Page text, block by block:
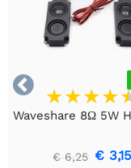

Waveshare 8Ω 5W
€ 6,25 € 3,15